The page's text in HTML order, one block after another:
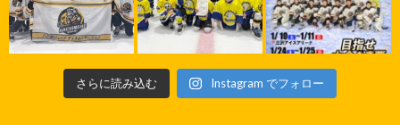
さらに読み込む Instagram でフォロー